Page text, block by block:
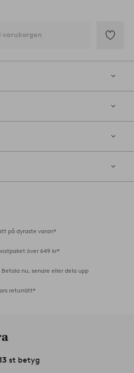
varukorgen
till
favoriter
på dyraste varan*
över 649 kr*
Betala nu, senare eller dela upp
returrätt*
st betyg